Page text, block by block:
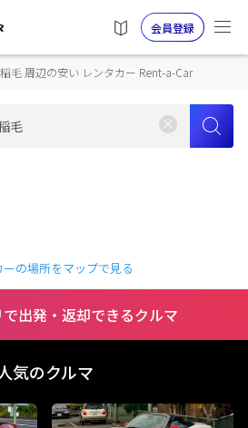
会員登録
毛 周辺の安い レンタカー Rent-a-Car
ーの場所をマップで見る
出発・返却できるクルマ
気のクルマ